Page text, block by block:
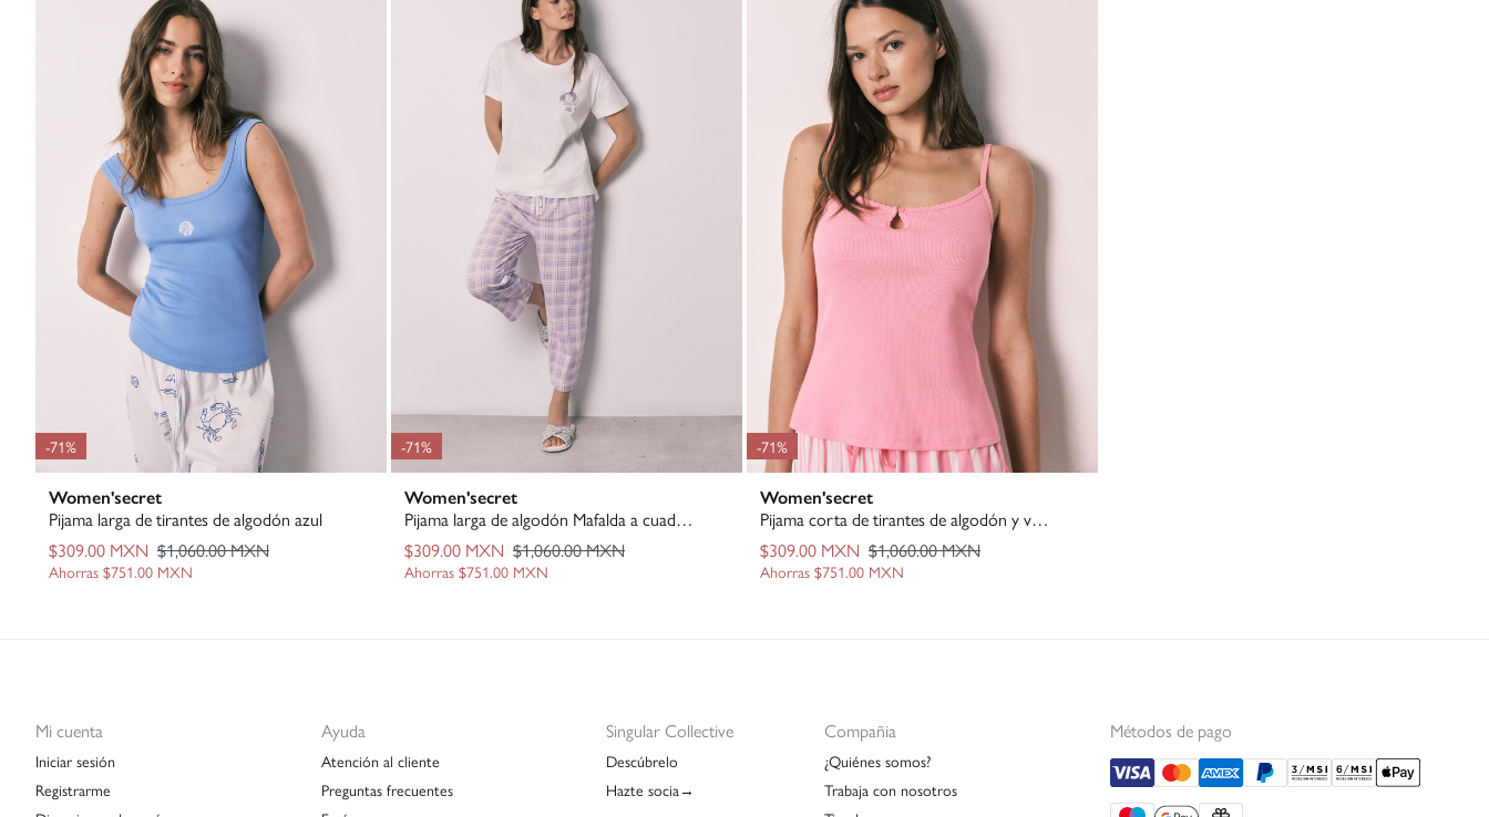
-71%
Women'secret
Pijama larga de tirantes de algodón azul
$309.00 MXN $1,060.00 MXN
Ahorras $751.00 MXN
-71%
Women'secret
Pijama larga de algodón Mafalda a cuadros
$309.00 MXN $1,060.00 MXN
Ahorras $751.00 MXN
-71%
Women'secret
Pijama corta de tirantes de algodón y viscosa rosa
$309.00 MXN $1,060.00 MXN
Ahorras $751.00 MXN
Mi cuenta
Iniciar sesión
Registrarme
Ayuda
Atención al cliente
Preguntas frecuentes
Singular Collective
Descúbrelo
Hazte socia→
Compañia
¿Quiénes somos?
Trabaja con nosotros
Métodos de pago